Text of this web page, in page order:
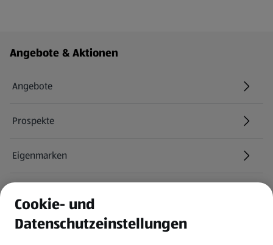
Fußzeilenmenü - weitere Links
Angebote & Aktionen
Angebote
Prospekte
Eigenmarken
Newsletter
Cookie- und
Datenschutzeinstellungen